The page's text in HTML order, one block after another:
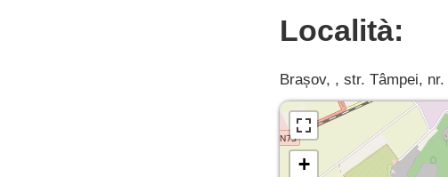
Località:
Brașov, , str. Tâmpei, nr.
+